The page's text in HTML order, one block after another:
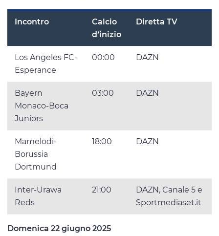
Incontro
Calcio
d’inizio
Diretta TV
Los Angeles FC-
Esperance
00:00 DAZN
Bayern
Monaco-Boca
Juniors
03:00 DAZN
Mamelodi-
Borussia
Dortmund
18:00 DAZN
Inter-Urawa
Reds
21:00
DAZN, Canale 5 e
Sportmediaset.it
Domenica 22 giugno 2025